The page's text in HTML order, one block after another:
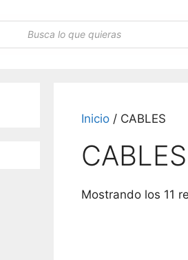
Inicio / CABLES
CABLES
Mostrando los 11